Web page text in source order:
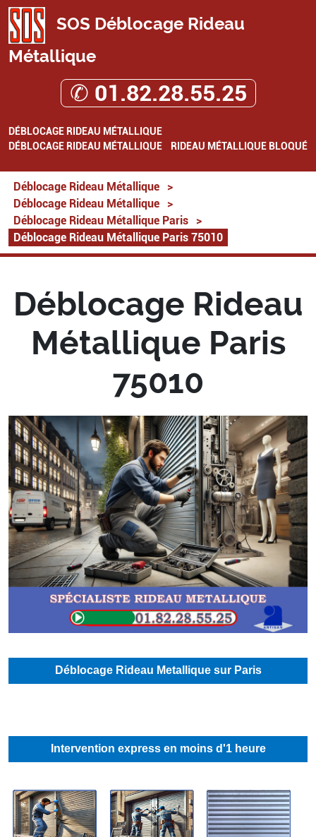
SOS Déblocage Rideau
Métallique
✆ 01.82.28.55.25
DÉBLOCAGE RIDEAU MÉTALLIQUE
DÉBLOCAGE RIDEAU MÉTALLIQUE
RIDEAU MÉTALLIQUE BLOQUÉ
Déblocage Rideau Métallique
>
Déblocage Rideau Métallique
>
Déblocage Rideau Métallique Paris
>
Déblocage Rideau Métallique Paris 75010
Déblocage Rideau
Métallique Paris
75010
Déblocage Rideau Metallique sur Paris
Intervention express en moins d'1 heure